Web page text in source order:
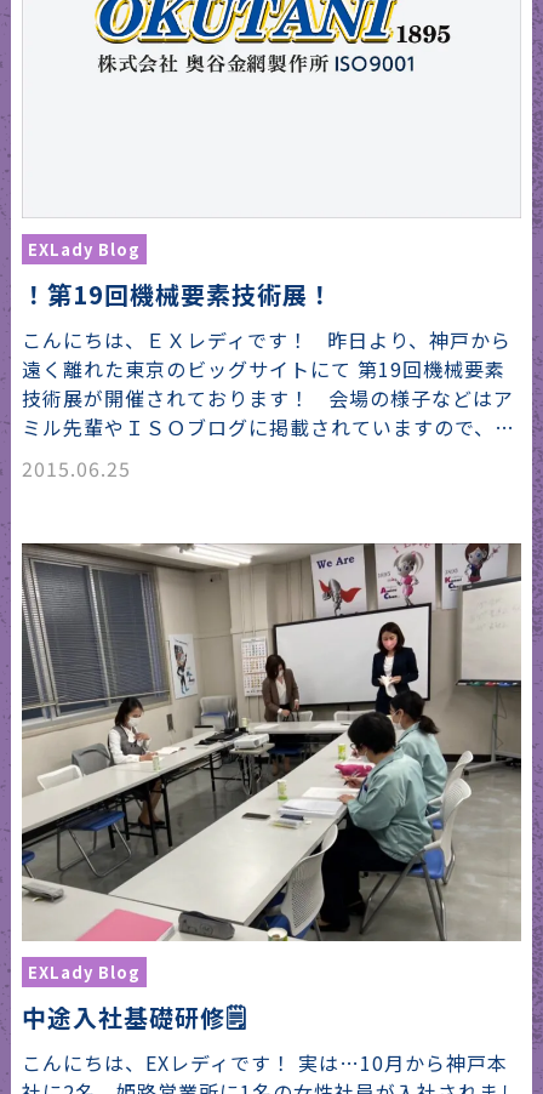
EXLady Blog
！第19回機械要素技術展！
こんにちは、ＥＸレディです！ 昨日より、神戸から
遠く離れた東京のビッグサイトにて 第19回機械要素
技術展が開催されております！ 会場の様子などはア
ミル先輩やＩＳＯブログに掲載されていますので、…
2015.06.25
EXLady Blog
中途入社基礎研修🗒
こんにちは、EXレディです！ 実は…10月から神戸本